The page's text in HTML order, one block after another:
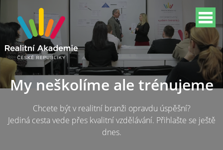
My neškolíme ale trénujeme
Chcete být v realitní branži opravdu úspěšní?
Jediná cesta vede přes kvalitní vzdělávání. Přihlašte se ještě
dnes.